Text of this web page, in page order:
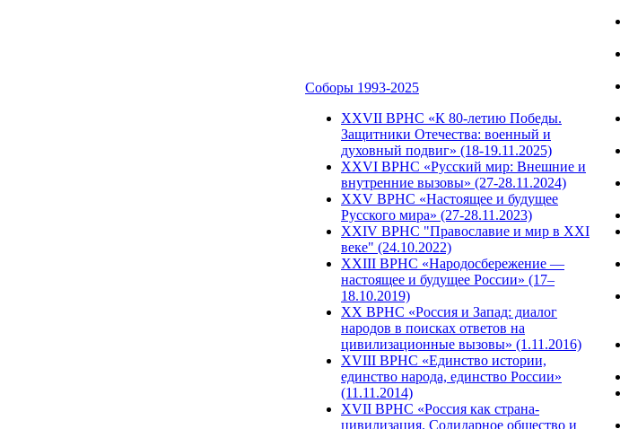
Соборы 1993-2025
ХХVII ВРНС «К 80-летию Победы.
Защитники Отечества: военный и
духовный подвиг» (18-19.11.2025)
XXVI ВРНС «Русский мир: Внешние и
внутренние вызовы» (27-28.11.2024)
XXV ВРНС «Настоящее и будущее
Русского мира» (27-28.11.2023)
XXIV ВРНС "Православие и мир в XXI
веке" (24.10.2022)
XXIII ВРНС «Народосбережение —
настоящее и будущее России» (17–
18.10.2019)
XX ВРНС «Россия и Запад: диалог
народов в поисках ответов на
цивилизационные вызовы» (1.11.2016)
XVIII ВРНС «Единство истории,
единство народа, единство России»
(11.11.2014)
XVII ВРНС «Россия как страна-
цивилизация. Солидарное общество и